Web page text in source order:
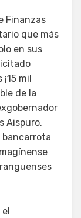
Finanzas
que más
en sus
mil
de la
Aispuro,
bancarrota